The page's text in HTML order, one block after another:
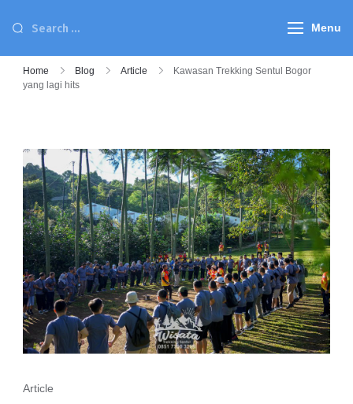
Menu
Home Blog Article
Kawasan Trekking Sentul Bogor
yang lagi hits
Article